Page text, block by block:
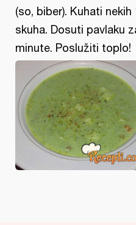
(so, biber). Kuhati
skuha. Dosuti pavlaku
minute. Poslužiti toplo!